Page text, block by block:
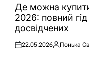
У
Де можна купити
2026: повний гід
досвідчених
Оприлюднено
22.05.2026 Понька